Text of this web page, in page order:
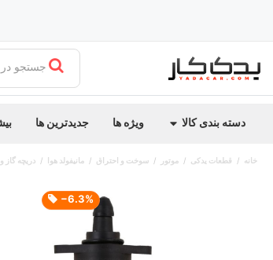
جستجو
دسته بندی کالا ویژه ها جدیدترین ها
خانه قطعات یدکی موتور سوخت و احتراق مانیفولد هوا دریچه گاز
‎−6.3%